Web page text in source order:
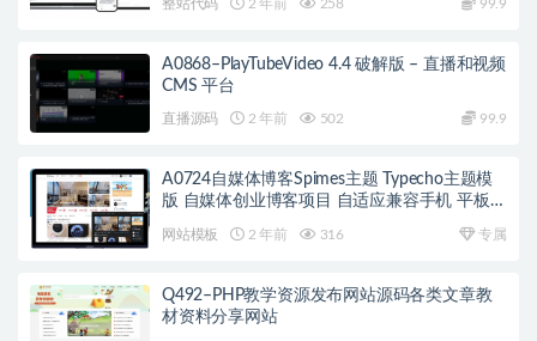
整站代码 2 年前 258 99.9
A0868–PlayTubeVideo 4.4 破解版 – 直播和视频
CMS 平台
直播源码 2 年前 502 99.9
A0724自媒体博客Spimes主题 Typecho主题模
版 自媒体创业博客项目 自适应兼容手机 平板设
网站模板 2 年前 316 专属
Q492–PHP教学资源发布网站源码各类文章教
材资料分享网站